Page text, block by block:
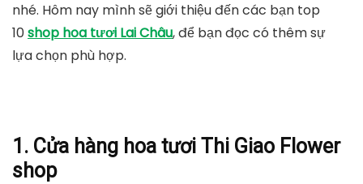
nhé. Hôm nay mình sẽ giới thiệu đến các bạn top
10shop hoa tươi Lai Châu, để bạn đọc có thêm sự
lựa chọn phù hợp.
1. Cửa hàng hoa tươi Thi Giao Flower
shop